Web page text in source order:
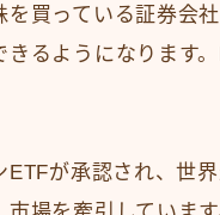
を買っている証券会
るようになります
が承認され、世